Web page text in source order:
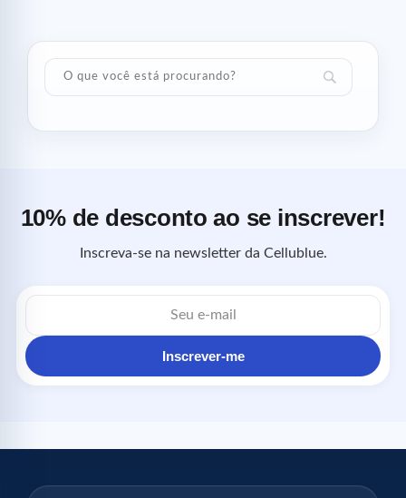
10% de desconto ao se inscrever!
Inscreva-se na newsletter da Cellublue.
Endereço
de
Inscrever-me